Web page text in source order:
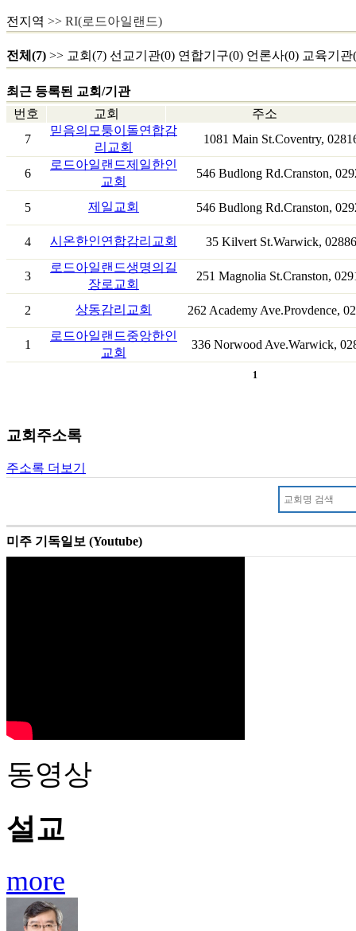
전지역 >> RI(로드아일랜드)
전체(7) >> 교회(7) 선교기관(0) 연합기구(0) 언론사(0) 교육기관
최근 등록된 교회/기관
번호
교회
주소
7
믿음의모퉁이돌연합감
리교회
1081 Main St.Coventry,
6
로드아일랜드제일한인
교회
546 Budlong Rd.Cranston,
5 제일교회 546 Budlong Rd.Cranston,
4 시온한인연합감리교회 35 Kilvert St.Warwick, 02886
3
로드아일랜드생명의길
장로교회
251 Magnolia St.Cranston,
2 상동감리교회 262 Academy Ave.Provdence,
1
로드아일랜드중앙한인
교회
336 Norwood Ave.Warwick,
1
교회주소록
주소록 더보기
미주 기독일보 (Youtube)
동영상
설교
more